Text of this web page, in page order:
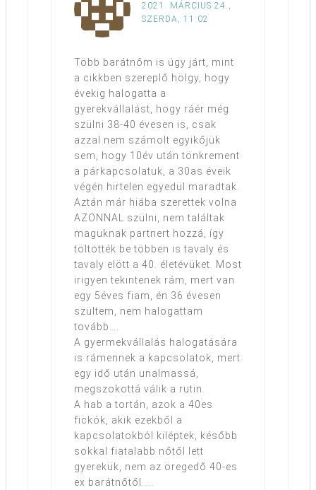
2021. MÁRCIUS 24.,
SZERDA, 11:02
Több barátnőm is úgy járt, mint
a cikkben szereplő hölgy, hogy
évekig halogatta a
gyerekvállalást, hogy ráér még
szülni 38-40 évesen is, csak
azzal nem számolt egyikőjük
sem, hogy 10év után tönkrement
a párkapcsolatuk, a 30as éveik
végén hirtelen egyedül maradtak.
Aztán már hiába szerettek volna
AZONNAL szülni, nem találtak
maguknak partnert hozzá, így
töltötték be többen is tavaly és
tavaly elött a 40. életévüket. Most
irigyen tekintenek rám, mert van
egy 5éves fiam, én 36 évesen
szültem, nem halogattam
tovább….
A gyermekvállalás halogatására
is rámennek a kapcsolatok, mert
egy idő után unalmassá,
megszokottá válik a rutin.
A hab a tortán, azok a 40es
fickók, akik ezekből a
kapcsolatokból kiléptek, később
sokkal fiatalabb nőtől lett
gyerekük, nem az öregedő 40-es
ex barátnőtől…..